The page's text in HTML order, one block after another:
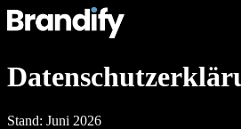
Stand: Juni 2026